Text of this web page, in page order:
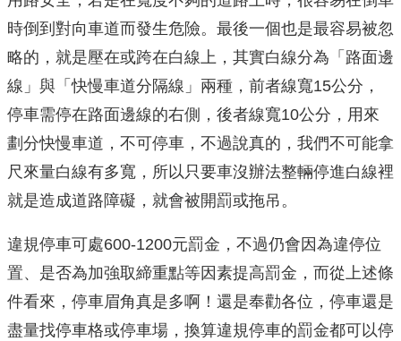
時倒到對向車道而發生危險。最後一個也是最容易被忽
略的，就是壓在或跨在白線上，其實白線分為「路面邊
線」與「快慢車道分隔線」兩種，前者線寬15公分，
停車需停在路面邊線的右側，後者線寬10公分，用來
劃分快慢車道，不可停車，不過說真的，我們不可能拿
尺來量白線有多寬，所以只要車沒辦法整輛停進白線裡
就是造成道路障礙，就會被開罰或拖吊。
違規停車可處600-1200元罰金，不過仍會因為違停位
置、是否為加強取締重點等因素提高罰金，而從上述條
件看來，停車眉角真是多啊！還是奉勸各位，停車還是
盡量找停車格或停車場，換算違規停車的罰金都可以停